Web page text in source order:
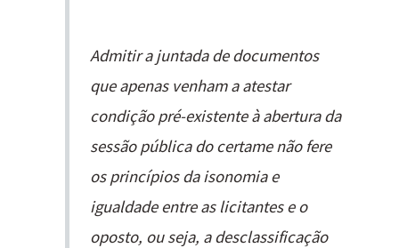
Admitir a juntada de documentos
que apenas venham a atestar
condição pré-existente à abertura da
sessão pública do certame não fere
os princípios da isonomia e
igualdade entre as licitantes e o
oposto, ou seja, a desclassificação